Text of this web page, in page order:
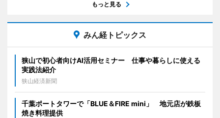
もっと見る
みん経トピックス
狭山で初心者向けAI活用セミナー 仕事や暮らしに使える
実践法紹介
狭山経済新聞
千葉ポートタワーで「BLUE＆FIRE mini」 地元店が鉄板
焼き料理提供